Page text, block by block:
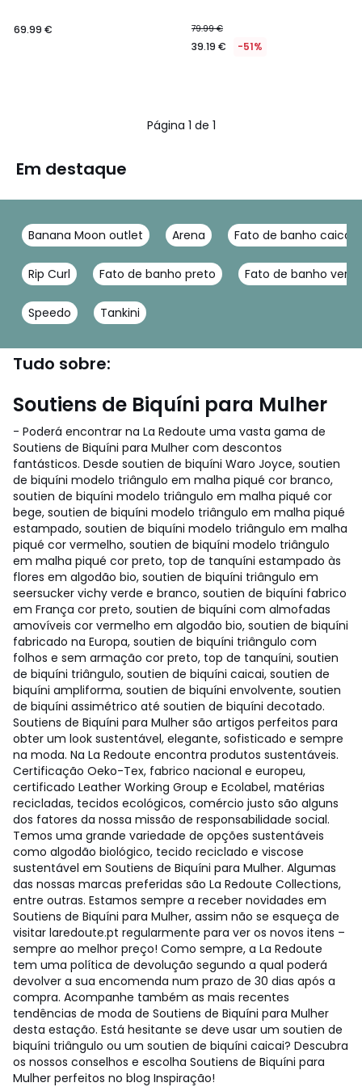
69.99 € 79.99 €
39.19 € -51%
Página 1 de 1
Em destaque
Banana Moon outlet Arena Fato de banho caicai
Rip Curl Fato de banho preto Fato de banho
Speedo Tankini
Tudo sobre:
Soutiens de Biquíni para Mulher
- Poderá encontrar na La Redoute uma vasta gama de
Soutiens de Biquíni para Mulher com descontos
fantásticos. Desde soutien de biquíni Waro Joyce, soutien
de biquíni modelo triângulo em malha piqué cor branco,
soutien de biquíni modelo triângulo em malha piqué cor
bege, soutien de biquíni modelo triângulo em malha piqué
estampado, soutien de biquíni modelo triângulo em malha
piqué cor vermelho, soutien de biquíni modelo triângulo
em malha piqué cor preto, top de tanquíni estampado às
flores em algodão bio, soutien de biquíni triângulo em
seersucker vichy verde e branco, soutien de biquíni fabrico
em França cor preto, soutien de biquíni com almofadas
amovíveis cor vermelho em algodão bio, soutien de biquíni
fabricado na Europa, soutien de biquíni triângulo com
folhos e sem armação cor preto, top de tanquíni, soutien
de biquíni triângulo, soutien de biquíni caicai, soutien de
biquíni ampliforma, soutien de biquíni envolvente, soutien
de biquíni assimétrico até soutien de biquíni decotado.
Soutiens de Biquíni para Mulher são artigos perfeitos para
obter um look sustentável, elegante, sofisticado e sempre
na moda. Na La Redoute encontra produtos sustentáveis.
Certificação Oeko-Tex, fabrico nacional e europeu,
certificado Leather Working Group e Ecolabel, matérias
recicladas, tecidos ecológicos, comércio justo são alguns
dos fatores da nossa missão de responsabilidade social.
Temos uma grande variedade de opções sustentáveis
como algodão biológico, tecido reciclado e viscose
sustentável em Soutiens de Biquíni para Mulher. Algumas
das nossas marcas preferidas são La Redoute Collections,
entre outras. Estamos sempre a receber novidades em
Soutiens de Biquíni para Mulher, assim não se esqueça de
visitar laredoute.pt regularmente para ver os novos itens –
sempre ao melhor preço! Como sempre, a La Redoute
tem uma política de devolução segundo a qual poderá
devolver a sua encomenda num prazo de 30 dias após a
compra. Acompanhe também as mais recentes
tendências de moda de Soutiens de Biquíni para Mulher
desta estação. Está hesitante se deve usar um soutien de
biquíni triângulo ou um soutien de biquíni caicai? Descubra
os nossos conselhos e escolha Soutiens de Biquíni para
Mulher perfeitos no blog Inspiração!